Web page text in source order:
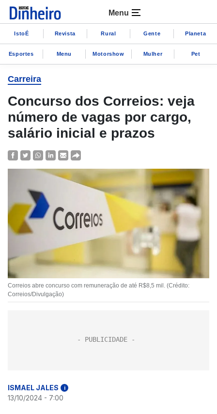
Menu
IstoÉ Revista Rural Gente Planeta
Esportes Menu Motorshow Mulher Pet
Carreira
Concurso dos Correios: veja
número de vagas por cargo,
salário inicial e prazos
Correios abre concurso com remuneração de até R$8,5 mil. (Crédito:
Correios/Divulgação)
ISMAEL JALES i
13/10/2024 - 7:00